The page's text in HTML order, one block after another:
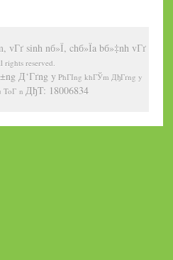
vГґ sinh nб»Ї, chб»Їa bб»‡nh vГґ
rights reserved.
Д‘Гґng y PhГІng khГЎm ДђГґng y
ToГ nДђT: 18006834